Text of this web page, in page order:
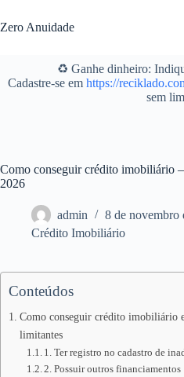
para
o
Zero Anuidade
♻️ Ganhe dinheiro:
Cadastre-se em https://
sem
Como conseguir crédito imobiliário
2026
admin
8 de novembro
Crédito Imobiliário
Conteúdos
Como conseguir crédito imobiliário
limitantes
1. Ter registro no cadastro de
2. Possuir outros financiamentos